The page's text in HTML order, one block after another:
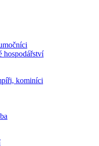
hospodářství
kominíci